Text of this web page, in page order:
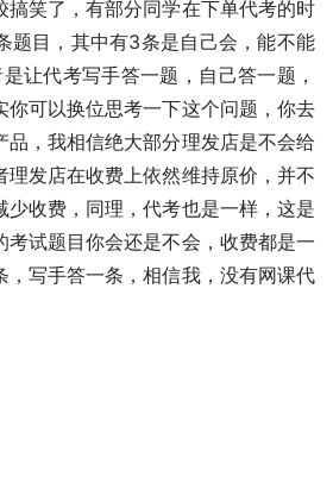
搞笑了，有部分同学在下单代考的时
题目，其中有3条是自己会，能不能
让代考写手答一题，自己答一题，
你可以换位思考一下这个问题，你去
品，我相信绝大部分理发店是不会给
理发店在收费上依然维持原价，并不
少收费，同理，代考也是一样，这是
考试题目你会还是不会，收费都是一
，写手答一条，相信我，没有网课代